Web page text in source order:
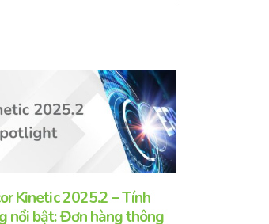
Kinetic 2025.2 – Tính
nổi bật: Đơn hàng thông